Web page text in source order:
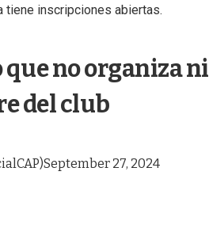
tiene inscripciones abiertas.
no organiza ni
del club
September 27, 2024